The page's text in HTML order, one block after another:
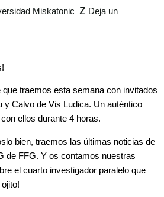
Miskatonic z Deja un
que traemos esta semana con invitados
y Calvo de Vis Ludica. Un auténtico
ellos durante 4 horas.
bien, traemos las últimas noticias de
de FFG. Y os contamos nuestras
el cuarto investigador paralelo que